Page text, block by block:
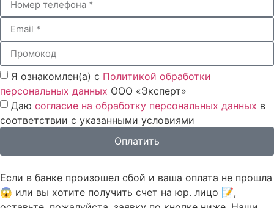
Я ознакомлен(а) с Политикой обработки
персональных данных ООО «Эксперт»
Даю согласие на обработку персональных данных в
соответствии с указанными условиями
Оплатить
Если в банке произошел сбой и ваша оплата не прошла
😱 или вы хотите получить счет на юр. лицо 📝,